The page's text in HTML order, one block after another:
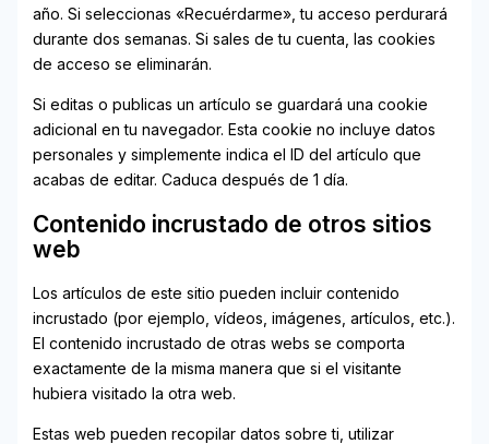
año. Si seleccionas «Recuérdarme», tu acceso perdurará
durante dos semanas. Si sales de tu cuenta, las cookies
de acceso se eliminarán.
Si editas o publicas un artículo se guardará una cookie
adicional en tu navegador. Esta cookie no incluye datos
personales y simplemente indica el ID del artículo que
acabas de editar. Caduca después de 1 día.
Contenido incrustado de otros sitios
web
Los artículos de este sitio pueden incluir contenido
incrustado (por ejemplo, vídeos, imágenes, artículos, etc.).
El contenido incrustado de otras webs se comporta
exactamente de la misma manera que si el visitante
hubiera visitado la otra web.
Estas web pueden recopilar datos sobre ti, utilizar